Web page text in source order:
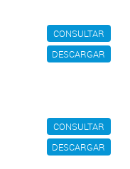
CONSULTAR
DESCARGAR
CONSULTAR
DESCARGAR